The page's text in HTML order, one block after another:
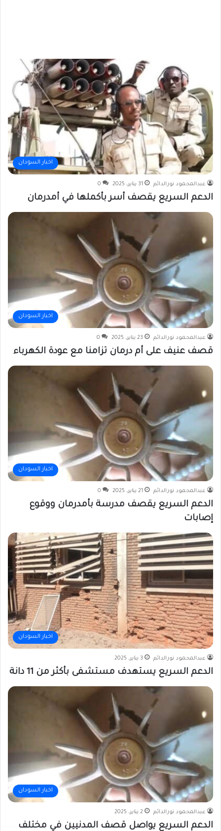
اخبار السودان
عبدالمحمود نورالدائم 31 يناير، 2025 0
الدعم السريع يقصف أسر بأكملها في أمدرمان
اخبار السودان
عبدالمحمود نورالدائم 23 يناير، 2025 0
قصف عنيف على أم درمان تزامنا مع عودة الكهرباء
اخبار السودان
عبدالمحمود نورالدائم 21 يناير، 2025 0
الدعم السريع يقصف مدرسة بأمدرمان ووقوع
إصابات
اخبار السودان
عبدالمحمود نورالدائم 3 يناير، 2025
الدعم السريع يستهدف مستشفى بأكثر من 11 دانة
اخبار السودان
عبدالمحمود نورالدائم 2 يناير، 2025
الدعم السريع يواصل قصف المدنيين في مختلف